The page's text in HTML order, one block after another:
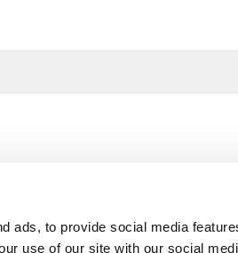
ads, to provide social media
use of our site with our social